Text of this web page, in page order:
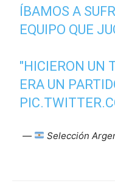
ÍBAMOS A
EQUIPO QUE
"HICIERON UN
ERA UN
— Selección